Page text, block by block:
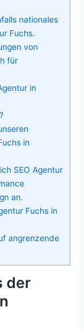
nationales
Fuchs.
von
für
in
in
SEO Agentur
an.
Fuchs in
angrenzende
der